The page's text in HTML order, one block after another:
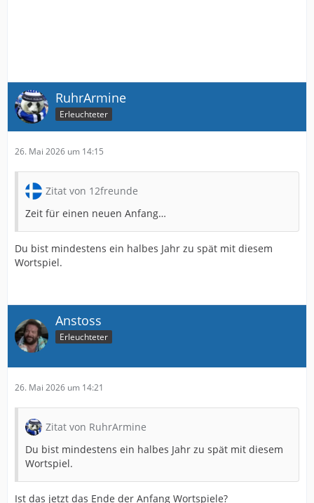
RuhrArmine
Erleuchteter
26. Mai 2026 um 14:15
Zitat von 12freunde
Zeit für einen neuen Anfang…
Du bist mindestens ein halbes Jahr zu spät mit diesem
Wortspiel.
Anstoss
Erleuchteter
26. Mai 2026 um 14:21
Zitat von RuhrArmine
Du bist mindestens ein halbes Jahr zu spät mit diesem
Wortspiel.
Ist das jetzt das Ende der Anfang Wortspiele?